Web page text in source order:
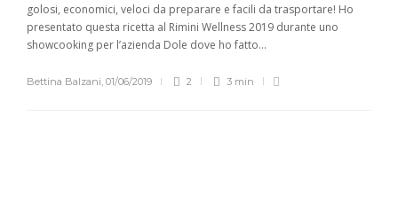
golosi, economici, veloci da preparare e facili da trasportare! Ho
presentato questa ricetta al Rimini Wellness 2019 durante uno
showcooking per l’azienda Dole dove ho fatto...
Bettina Balzani, 01/06/2019 2 3 min